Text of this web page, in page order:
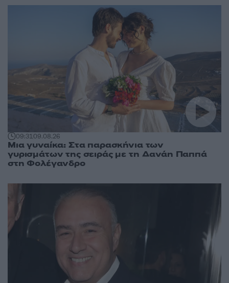
09:3109.08.26
Μια γυναίκα: Στα παρασκήνια των
γυρισμάτων της σειράς με τη Δανάη Παππά
στη Φολέγανδρο